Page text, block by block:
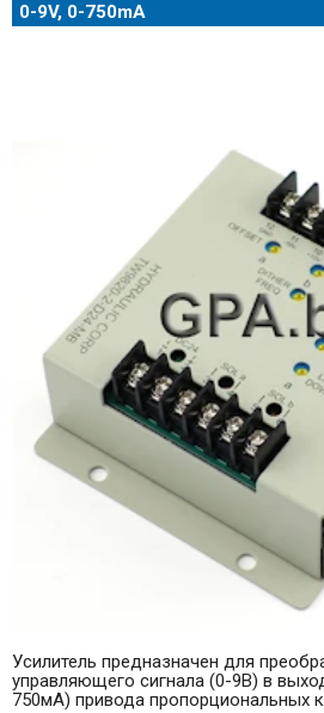
0-9V, 0-750mA
Усилитель предназначен для
управляющего сигнала (0-9В) в
750мА) привода пропорциональных